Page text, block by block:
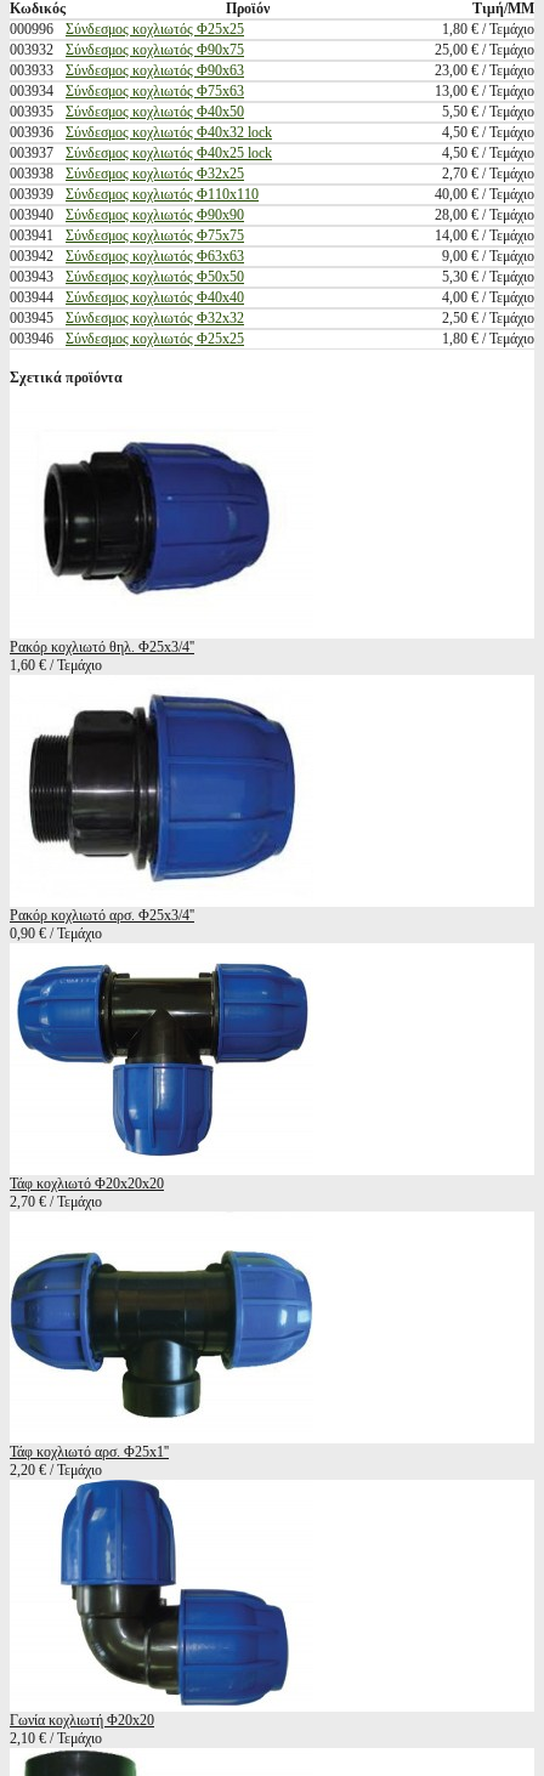
Κωδικός Προϊόν
Τιμή/ΜΜ
000996
Σύνδεσμος κοχλιωτός Φ25x25
1,80 € / Τεμάχιο
003932
Σύνδεσμος κοχλιωτός Φ90x75
25,00 € / Τεμάχιο
003933
Σύνδεσμος κοχλιωτός Φ90x63
23,00 € / Τεμάχιο
003934
Σύνδεσμος κοχλιωτός Φ75x63
13,00 € / Τεμάχιο
003935
Σύνδεσμος κοχλιωτός Φ40x50
5,50 € / Τεμάχιο
003936
Σύνδεσμος κοχλιωτός Φ40x32 lock
4,50 € / Τεμάχιο
003937
Σύνδεσμος κοχλιωτός Φ40x25 lock
4,50 € / Τεμάχιο
003938
Σύνδεσμος κοχλιωτός Φ32x25
2,70 € / Τεμάχιο
003939
Σύνδεσμος κοχλιωτός Φ110x110
40,00 € / Τεμάχιο
003940
Σύνδεσμος κοχλιωτός Φ90x90
28,00 € / Τεμάχιο
003941
Σύνδεσμος κοχλιωτός Φ75x75
14,00 € / Τεμάχιο
003942
Σύνδεσμος κοχλιωτός Φ63x63
9,00 € / Τεμάχιο
003943
Σύνδεσμος κοχλιωτός Φ50x50
5,30 € / Τεμάχιο
003944
Σύνδεσμος κοχλιωτός Φ40x40
4,00 € / Τεμάχιο
003945
Σύνδεσμος κοχλιωτός Φ32x32
2,50 € / Τεμάχιο
003946
Σύνδεσμος κοχλιωτός Φ25x25 1,80 € / Τεμάχιο
Σχετικά προϊόντα
Ρακόρ κοχλιωτό θηλ. Φ25x3/4''
1,60 € / Τεμάχιο
Ρακόρ κοχλιωτό αρσ. Φ25x3/4''
0,90 € / Τεμάχιο
Τάφ κοχλιωτό Φ20x20x20
2,70 € / Τεμάχιο
Τάφ κοχλιωτό αρσ. Φ25x1''
2,20 € / Τεμάχιο
Γωνία κοχλιωτή Φ20x20
2,10 € / Τεμάχιο